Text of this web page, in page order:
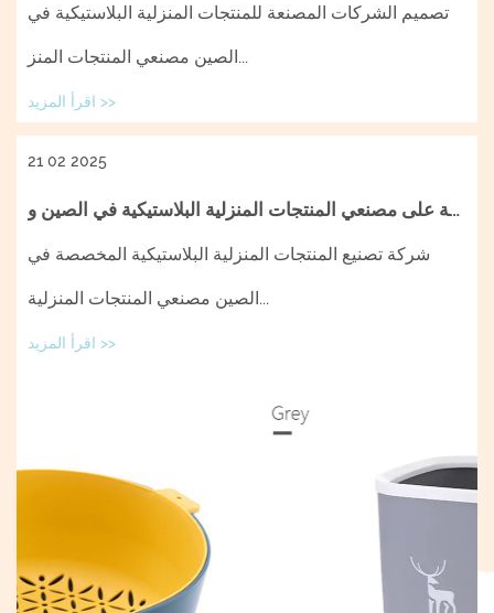
تصميم الشركات المصنعة للمنتجات المنزلية البلاستيكية في
الصين مصنعي المنتجات المنز...
اقرأ المزيد >>
21 02 2025
نظرة عامة على مصنعي المنتجات المنزلية البلاستيكية في الصين و...
شركة تصنيع المنتجات المنزلية البلاستيكية المخصصة في
الصين مصنعي المنتجات المنزلية...
اقرأ المزيد >>